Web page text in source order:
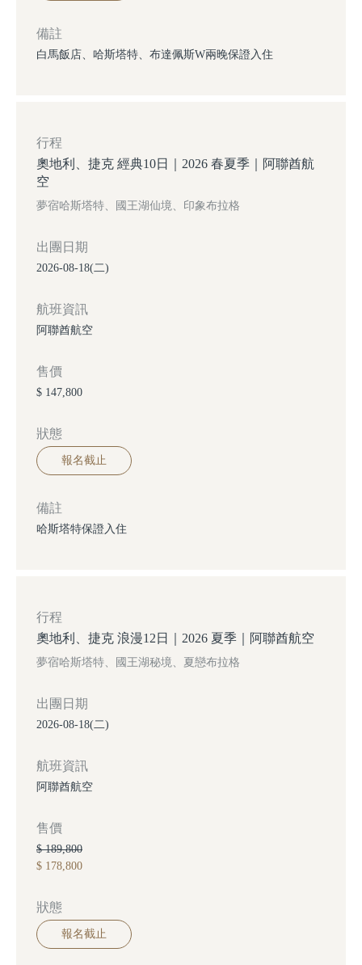
備註
白馬飯店、哈斯塔特、布達佩斯W兩晚保證入住
出團日期
2026-08-18(二)
行程
奧地利、捷克 經典10日｜2026 春夏季｜阿聯酋航
空
夢宿哈斯塔特、國王湖仙境、印象布拉格
航班資訊
阿聯酋航空
售價
$ 147,800
狀態
報名截止
備註
哈斯塔特保證入住
出團日期
2026-08-18(二)
行程
奧地利、捷克 浪漫12日｜2026 夏季｜阿聯酋航空
夢宿哈斯塔特、國王湖秘境、夏戀布拉格
航班資訊
阿聯酋航空
售價
$ 189,800
$ 178,800
狀態
報名截止